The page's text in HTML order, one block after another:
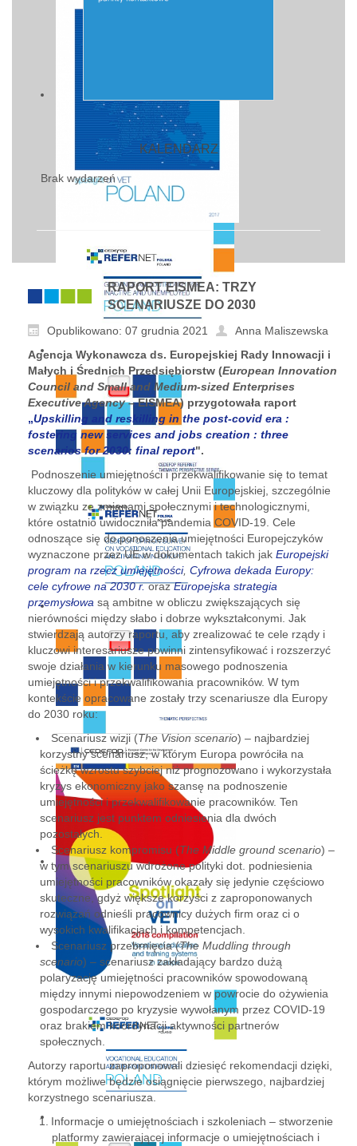
KALENDARZ
Brak wydarzeń
RAPORT EISMEA: TRZY
SCENARIUSZE DO 2030
Opublikowano: 07 grudnia 2021
Anna Maliszewska
Agencja Wykonawcza ds. Europejskiej Rady Innowacji i
Małych i Średnich Przedsiębiorstw (European Innovation
Council and Small and Medium-sized Enterprises
Executive Agency– EISMEA) przygotowała raport
„Upskilling and reskilling in the post-covid era :
fostering new services and jobs creation : three
scenarios for 2030: final report".
Podnoszenie umiejętności i przekwalifikowanie się to temat
kluczowy dla polityków w całej Unii Europejskiej, szczególnie
w związku ze zmianami społecznymi i technologicznymi,
które ostatnio uwidoczniła pandemia COVID-19. Cele
odnoszące się do ponoszenia umiejętności Europejczyków
wyznaczone przez UE w dokumentach takich jak Europejski
program na rzecz umiejętności, Cyfrowa dekada Europy:
cele cyfrowe na 2030 r.orazEuropejska strategia
przemysłowa są ambitne w obliczu zwiększających się
nierówności między słabo i dobrze wykształconymi. Jak
stwierdzają autorzy raportu, aby zrealizować te cele rządy i
kluczowi interesariusze powinni zintensyfikować i rozszerzyć
swoje działania w kierunku masowego podnoszenia
umiejętności i przekwalifikowania pracowników. W tym
kontekście opracowane zostały trzy scenariusze dla Europy
do 2030 roku:
Scenariusz wizji (The Vision scenario) – najbardziej
korzystny scenariusz, w którym Europa powróciła na
ścieżkę wzrostu szybciej niż prognozowano i wykorzystała
kryzys ekonomiczny jako szansę na podnoszenie
umiejętności i przekwalifikowanie pracowników. Ten
scenariusz jest punktem odniesienia dla dwóch
pozostałych.
Scenariusz kompromisu (The Middle ground scenario) –
w tym scenariuszu wdrożone polityki dot. podniesienia
umiejętności pracowników okazały się jedynie częściowo
skuteczne, gdyż większe korzyści z zaproponowanych
rozwiązań odnieśli pracownicy dużych firm oraz ci o
wysokich kwalifikacjach i kompetencjach.
Scenariusz przebrnięcia (The Muddling through
scenario) – scenariusz zakładający bardzo dużą
polaryzację umiejętności pracowników spowodowaną
między innymi niepowodzeniem w powrocie do ożywienia
gospodarczego po kryzysie wywołanym przez COVID-19
oraz brakiem koordynacji aktywności partnerów
społecznych.
Autorzy raportu zaproponowali dziesięć rekomendacji dzięki,
którym możliwe będzie osiągnięcie pierwszego, najbardziej
korzystnego scenariusza.
Informacje o umiejętnościach i szkoleniach – stworzenie
platformy zawierającej informacje o umiejętnościach i